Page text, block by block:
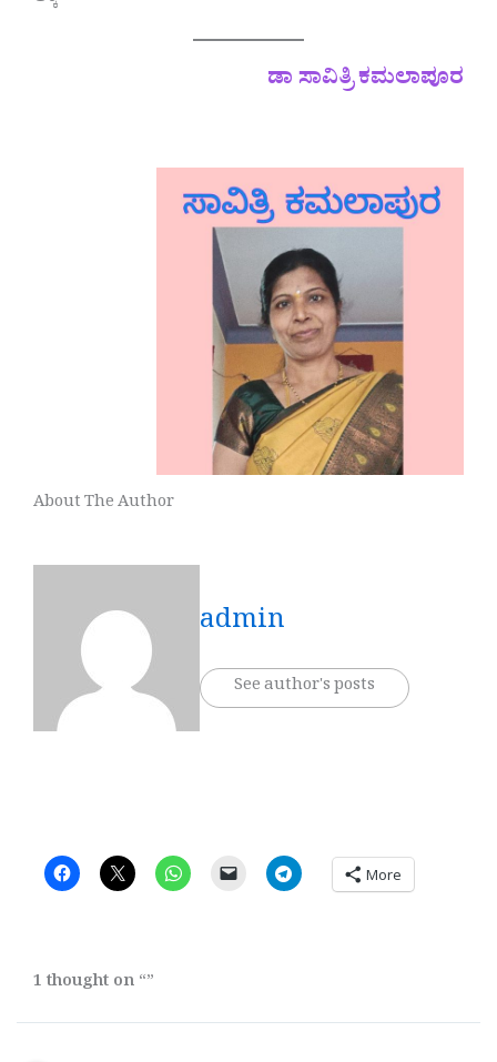
ಡಾ ಸಾವಿತ್ರಿ ಕಮಲಾಪೂರ
About The Author
admin
See author's posts
More
1 thought on “”